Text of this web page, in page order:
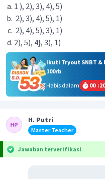
1 ), 2), 3), 4), 5)
2), 3), 4), 5), 1)
2), 4), 5), 3), 1)
2), 5), 4}, 3), 1)
Ikuti Tryout SNBT &
100rb
Habis dalam
00 :20
H. Putri
Master Teacher
Jawaban terverifikasi